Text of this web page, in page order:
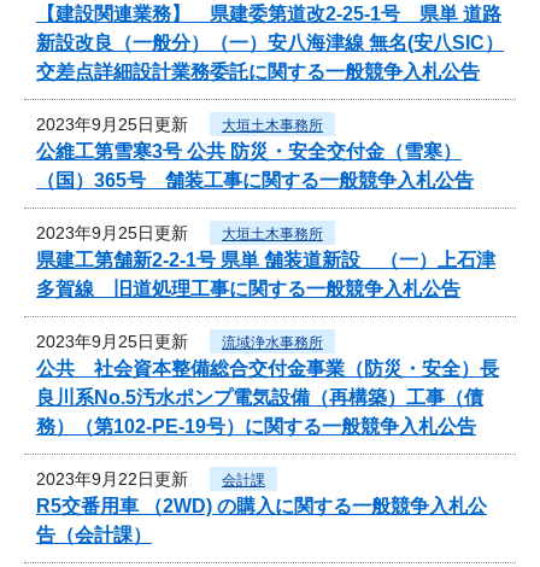
【建設関連業務】 県建委第道改2-25-1号 県単 道路
新設改良（一般分）（一）安八海津線 無名(安八SIC）
交差点詳細設計業務委託に関する一般競争入札公告
2023年9月25日更新 大垣土木事務所
公維工第雪寒3号 公共 防災・安全交付金（雪寒）
（国）365号 舗装工事に関する一般競争入札公告
2023年9月25日更新 大垣土木事務所
県建工第舗新2-2-1号 県単 舗装道新設 （一）上石津
多賀線 旧道処理工事に関する一般競争入札公告
2023年9月25日更新 流域浄水事務所
公共 社会資本整備総合交付金事業（防災・安全）長
良川系No.5汚水ポンプ電気設備（再構築）工事（債
務）（第102-PE-19号）に関する一般競争入札公告
2023年9月22日更新 会計課
R5交番用車 （2WD) の購入に関する一般競争入札公
告（会計課）